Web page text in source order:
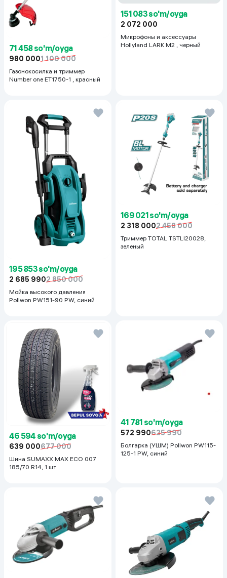
71 458 so'm/oyga
980 0001 100 000
Газонокосилка и триммер
Number one ET1750-1 , красный
151 083 so'm/oyga
2 072 000
Микрофоны и аксессуары
Hollyland LARK M2 , черный
195 853 so'm/oyga
2 685 9902 850 000
Мойка высокого давления
Pollwon PW151-90 PW, синий
169 021 so'm/oyga
2 318 0002 458 000
Триммер TOTAL TSTLI20028,
зеленый
46 594 so'm/oyga
639 000677 000
Шина SUMAXX MAX ECO 007
185/70 R14, 1 шт
41 781 so'm/oyga
572 990625 990
Болгарка (УШМ) Pollwon PW115-
125-1 PW, синий